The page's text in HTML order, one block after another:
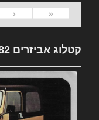
«
‹
קטלוג אביזרים 1982 Jeep